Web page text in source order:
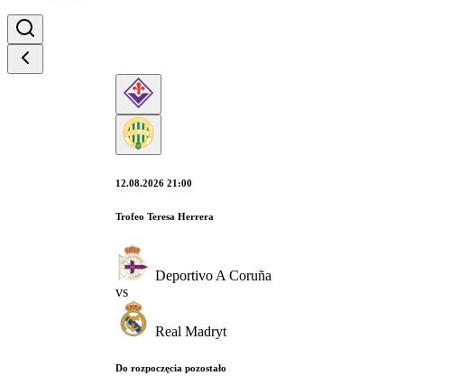
12.08.2026 21:00
Trofeo Teresa Herrera
Deportivo A Coruña
vs
Real Madryt
Do rozpoczęcia pozostało